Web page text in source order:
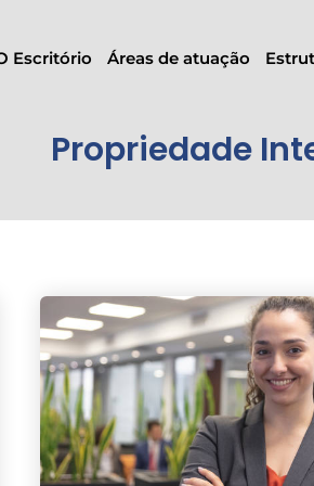
Escritório Áreas de atuação
Propriedade